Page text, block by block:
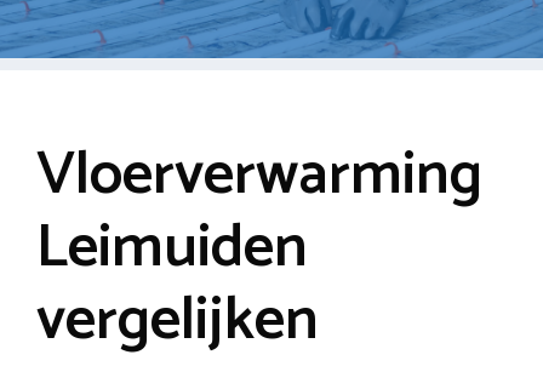
Vloerverwarming
Leimuiden
vergelijken